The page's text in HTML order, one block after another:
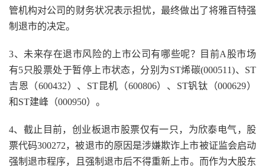
管机构对公司的财务状况表示担忧，最终做出了将雅百特强
制退市的决定。
3、未来存在退市风险的上市公司有哪些呢？目前A股市场
有5只股票处于暂停上市状态，分别为ST烯碳(000511)、ST
吉恩（600432）、ST昆机（600806）、ST钒钛（000629）
和ST建峰（000950）。
4、截止目前，创业板退市股票仅有一只，为欣泰电气，股
票代码300272，被退市的原因是涉嫌欺诈上市被证监会启动
强制退市程序，且强制退市后不得重新上市。而作为大股东